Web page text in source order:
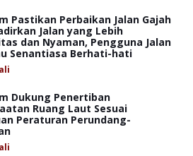
Pastikan Perbaikan Jalan Gajah
Jalan yang Lebih
dan Nyaman, Pengguna Jalan
Senantiasa Berhati-hati
Dukung Penertiban
Ruang Laut Sesuai
Peraturan Perundang-